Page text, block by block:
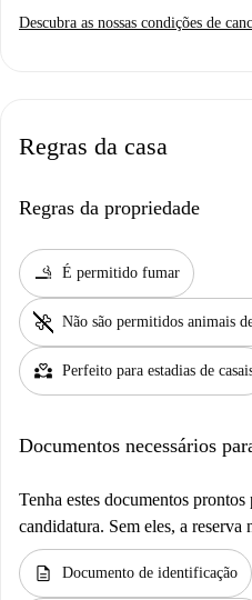
Descubra as nossas condições de
Regras da casa
Regras da propriedade
smoking_rooms É permitido fumar
pet_supplies Não são permitidos animais
partner_heart Perfeito para estadias de
Documentos necessários
Tenha estes documentos
candidatura. Sem eles, a reserva
description Documento de identificação